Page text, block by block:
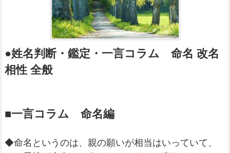
●姓名判断・鑑定・一言コラム 命名 改名
相性 全般
■一言コラム 命名編
◆命名というのは、親の願いが相当はいっていて、